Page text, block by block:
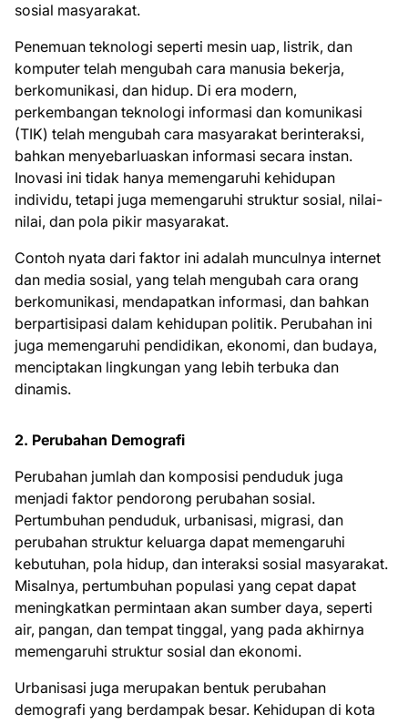
sosial masyarakat.
Penemuan teknologi seperti mesin uap, listrik, dan
komputer telah mengubah cara manusia bekerja,
berkomunikasi, dan hidup. Di era modern,
perkembangan teknologi informasi dan komunikasi
(TIK) telah mengubah cara masyarakat berinteraksi,
bahkan menyebarluaskan informasi secara instan.
Inovasi ini tidak hanya memengaruhi kehidupan
individu, tetapi juga memengaruhi struktur sosial, nilai-
nilai, dan pola pikir masyarakat.
Contoh nyata dari faktor ini adalah munculnya internet
dan media sosial, yang telah mengubah cara orang
berkomunikasi, mendapatkan informasi, dan bahkan
berpartisipasi dalam kehidupan politik. Perubahan ini
juga memengaruhi pendidikan, ekonomi, dan budaya,
menciptakan lingkungan yang lebih terbuka dan
dinamis.
2. Perubahan Demografi
Perubahan jumlah dan komposisi penduduk juga
menjadi faktor pendorong perubahan sosial.
Pertumbuhan penduduk, urbanisasi, migrasi, dan
perubahan struktur keluarga dapat memengaruhi
kebutuhan, pola hidup, dan interaksi sosial masyarakat.
Misalnya, pertumbuhan populasi yang cepat dapat
meningkatkan permintaan akan sumber daya, seperti
air, pangan, dan tempat tinggal, yang pada akhirnya
memengaruhi struktur sosial dan ekonomi.
Urbanisasi juga merupakan bentuk perubahan
demografi yang berdampak besar. Kehidupan di kota